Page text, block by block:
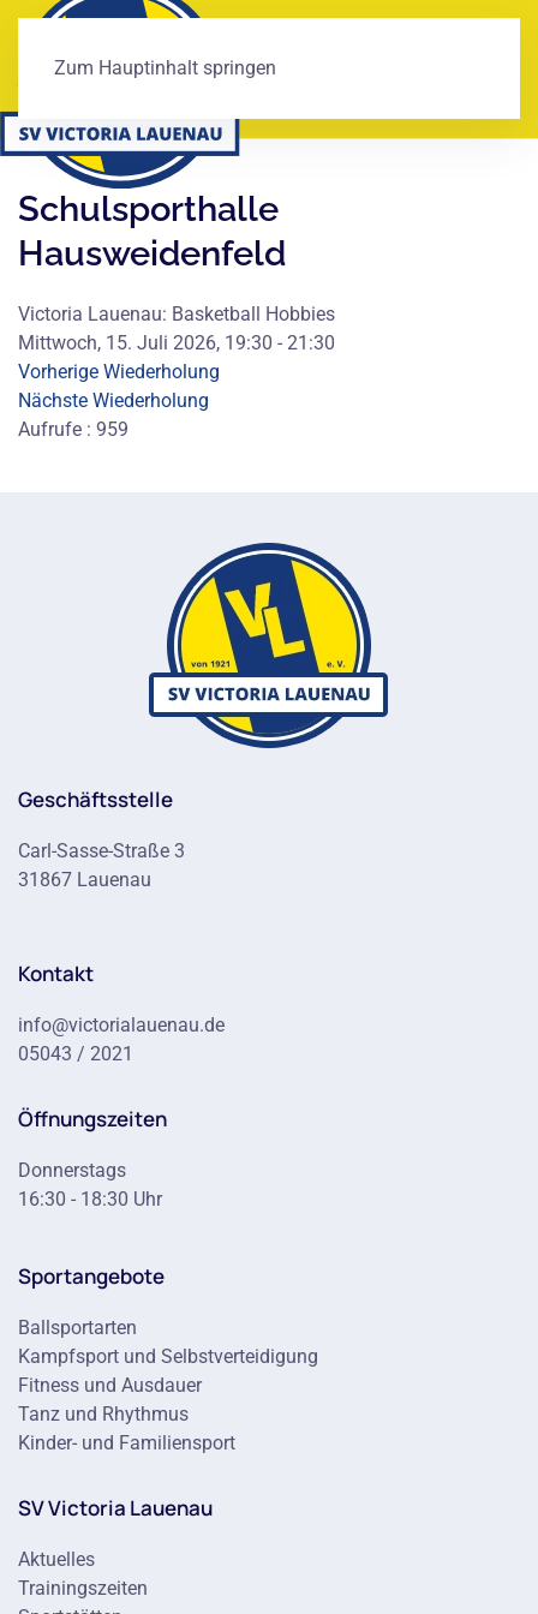
Zum Hauptinhalt springen
Schulsporthalle
Hausweidenfeld
Victoria Lauenau: Basketball Hobbies
Mittwoch, 15. Juli 2026, 19:30 - 21:30
Vorherige Wiederholung
Nächste Wiederholung
Aufrufe : 959
Geschäftsstelle
Carl-Sasse-Straße 3
31867 Lauenau
Kontakt
info@victorialauenau.de
05043 / 2021
Öffnungszeiten
Donnerstags
16:30 - 18:30 Uhr
Sportangebote
Ballsportarten
Kampfsport und Selbstverteidigung
Fitness und Ausdauer
Tanz und Rhythmus
Kinder- und Familiensport
SV Victoria Lauenau
Aktuelles
Trainingszeiten